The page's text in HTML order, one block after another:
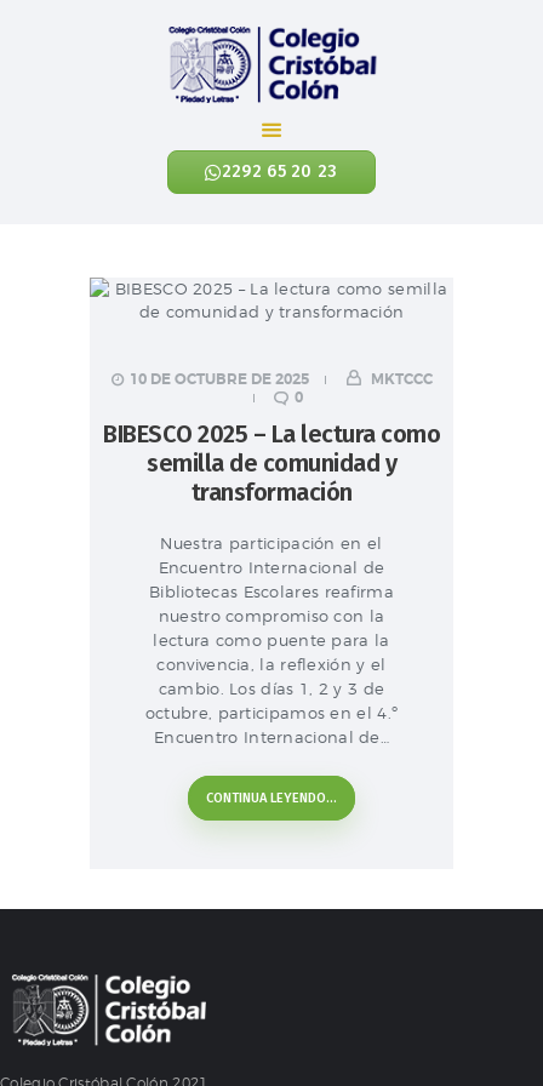
2292 65 20 23
Colegio Cristóbal Colón
REINVENTANDO LA EDUCACIÓN
NIVELES ACADÉMICOS
CONTÁCTANOS
NOTICIAS
ENLACES
10 DE OCTUBRE DE 2025
MKTCCC
0
BIBESCO 2025 – La lectura como
semilla de comunidad y
transformación
Nuestra participación en el
Encuentro Internacional de
Bibliotecas Escolares reafirma
nuestro compromiso con la
lectura como puente para la
convivencia, la reflexión y el
cambio. Los días 1, 2 y 3 de
octubre, participamos en el 4.º
Encuentro Internacional de…
CONTINUA LEYENDO...